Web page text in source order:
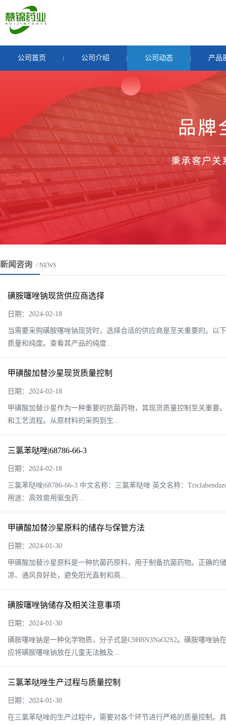
公司首页 公司介绍 公司动态 产品
新闻咨询 / NEWS
磺胺噻唑钠现货供应商选择
日期：2024-02-18
当需要采购磺胺噻唑钠现货时，选择合适的供应商是至关重要的。
质量和纯度。查看其产品的纯度...
甲磺酸加替沙星现货质量控制
日期：2024-02-18
甲磺酸加替沙星作为一种重要的抗菌药物，其现货质量控制至关重
和工艺流程。从原材料的采购到生...
三氯苯哒唑|68786-66-3
日期：2024-02-18
三氯苯哒唑|68786-66-3 中文名称：三氯苯哒唑 英文名称：
用途：高效兽用驱虫药...
甲磺酸加替沙星原料的储存与保管方法
日期：2024-01-30
甲磺酸加替沙星原料是一种抗菌药原料，用于制备抗菌药物。正确
凉、通风良好处，避免阳光直射和高...
磺胺噻唑钠储存及相关注意事项
日期：2024-01-30
磺胺噻唑钠是一种化学物质，分子式是C9H8N3NaO2S2。磺胺噻唑
应将磺胺噻唑钠放在儿童无法触及...
三氯苯哒唑生产过程与质量控制
日期：2024-01-30
在三氯苯哒唑的生产过程中，需要对各个环节进行严格的质量控制。